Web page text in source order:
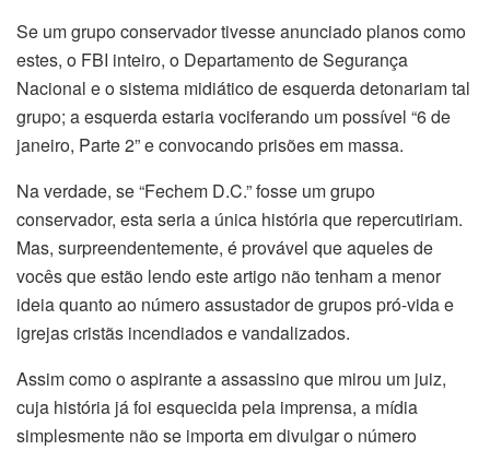
Se um grupo conservador tivesse anunciado planos como
estes, o FBI inteiro, o Departamento de Segurança
Nacional e o sistema midiático de esquerda detonariam tal
grupo; a esquerda estaria vociferando um possível “6 de
janeiro, Parte 2” e convocando prisões em massa.
Na verdade, se “Fechem D.C.” fosse um grupo
conservador, esta seria a única história que repercutiriam.
Mas, surpreendentemente, é provável que aqueles de
vocês que estão lendo este artigo não tenham a menor
ideia quanto ao número assustador de grupos pró-vida e
igrejas cristãs incendiados e vandalizados.
Assim como o aspirante a assassino que mirou um juiz,
cuja história já foi esquecida pela imprensa, a mídia
simplesmente não se importa em divulgar o número